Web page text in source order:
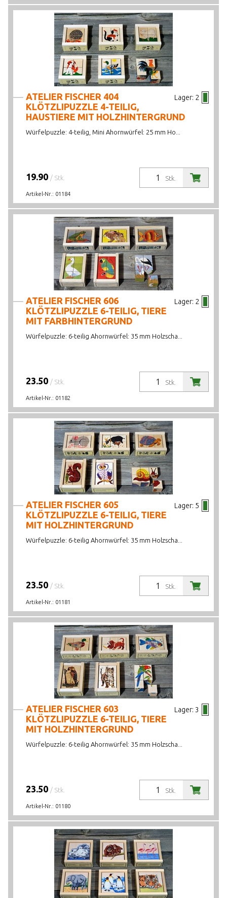
Lager: 2
ATELIER FISCHER 404
KLÖTZLIPUZZLE 4-TEILIG,
HAUSTIERE MIT HOLZHINTERGRUND
Würfelpuzzle: 4-teilig, Mini Ahornwürfel: 25 mm Ho...
Stk.
19.90 / Stk.
Artikel-Nr.: 01184
Lager: 2
ATELIER FISCHER 606
KLÖTZLIPUZZLE 6-TEILIG, TIERE
MIT FARBHINTERGRUND
Würfelpuzzle: 6-teilig Ahornwürfel: 35 mm Holzscha...
Stk.
23.50 / Stk.
Artikel-Nr.: 01182
Lager: 5
ATELIER FISCHER 605
KLÖTZLIPUZZLE 6-TEILIG, TIERE
MIT HOLZHINTERGRUND
Würfelpuzzle: 6-teilig Ahornwürfel: 35 mm Holzscha...
Stk.
23.50 / Stk.
Artikel-Nr.: 01181
Lager: 3
ATELIER FISCHER 603
KLÖTZLIPUZZLE 6-TEILIG, TIERE
MIT HOLZHINTERGRUND
Würfelpuzzle: 6-teilig Ahornwürfel: 35 mm Holzscha...
Stk.
23.50 / Stk.
Artikel-Nr.: 01180